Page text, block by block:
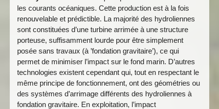
les courants océaniques. Cette production est à la fois
renouvelable et prédictible. La majorité des hydroliennes
sont constituées d’une turbine arrimée à une structure
porteuse, suffisamment lourde pour être simplement
posée sans travaux (à ’fondation gravitaire’), ce qui
permet de minimiser l’impact sur le fond marin. D’autres
technologies existent cependant qui, tout en respectant le
même principe de fonctionnement, ont des géométries ou
des systèmes d’arrimage différents des hydroliennes à
fondation gravitaire. En exploitation, l’impact